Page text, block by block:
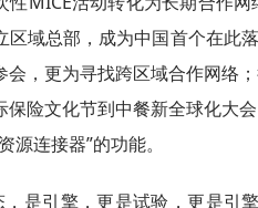
区域总部，成为中国首个在此
会，更为寻找跨区域合作网络
保险文化节到中餐新全球化大
源连接器”的功能。
，是引擎，更是试验，更是引